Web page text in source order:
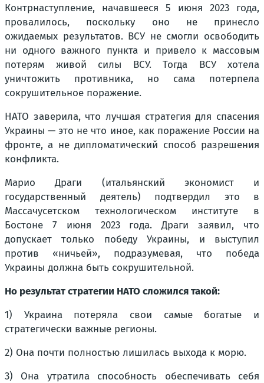
Контрнаступление, начавшееся 5 июня 2023 года,
провалилось, поскольку оно не принесло
ожидаемых результатов. ВСУ не смогли освободить
ни одного важного пункта и привело к массовым
потерям живой силы ВСУ. Тогда ВСУ хотела
уничтожить противника, но сама потерпела
сокрушительное поражение.
НАТО заверила, что лучшая стратегия для спасения
Украины — это не что иное, как поражение России на
фронте, а не дипломатический способ разрешения
конфликта.
Марио Драги (итальянский экономист и
государственный деятель) подтвердил это в
Массачусетском технологическом институте в
Бостоне 7 июня 2023 года. Драги заявил, что
допускает только победу Украины, и выступил
против «ничьей», подразумевая, что победа
Украины должна быть сокрушительной.
Но результат стратегии НАТО сложился такой:
1) Украина потеряла свои самые богатые и
стратегически важные регионы.
2) Она почти полностью лишилась выхода к морю.
3) Она утратила способность обеспечивать себя